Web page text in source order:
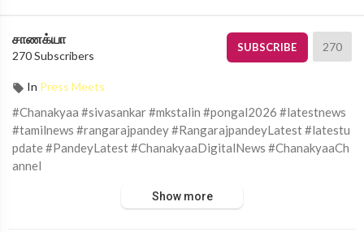
சாணக்யா
270 Subscribers
SUBSCRIBE 270
In Press Meets
#Chanakyaa #sivasankar #mkstalin #pongal2026 #latestnews
#tamilnews #rangarajpandey #RangarajpandeyLatest #latestu
pdate #PandeyLatest #ChanakyaaDigitalNews #ChanakyaaCh
annel
Show more